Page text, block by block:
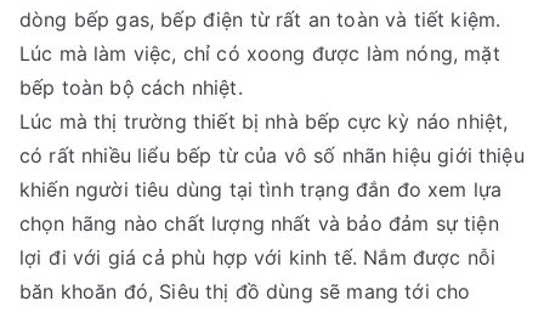
dòng bếp gas, bếp điện từ rất an toàn và tiết kiệm.
Lúc mà làm việc, chỉ có xoong được làm nóng, mặt
bếp toàn bộ cách nhiệt.
Lúc mà thị trường thiết bị nhà bếp cực kỳ náo nhiệt,
có rất nhiều liểu bếp từ của vô số nhãn hiệu giới thiệu
khiến người tiêu dùng tại tình trạng đắn đo xem lựa
chọn hãng nào chất lượng nhất và bảo đảm sự tiện
lợi đi với giá cả phù hợp với kinh tế. Nắm được nỗi
băn khoăn đó, Siêu thị đồ dùng sẽ mang tới cho